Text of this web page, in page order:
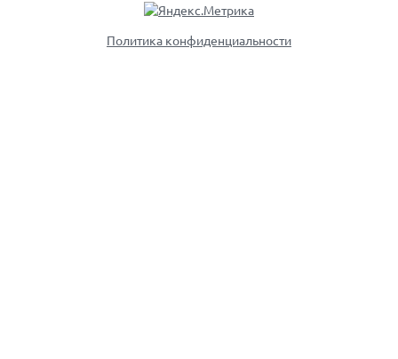
Политика конфиденциальности